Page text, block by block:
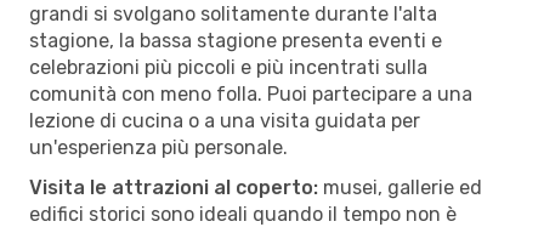
grandi si svolgano solitamente durante l'alta
stagione, la bassa stagione presenta eventi e
celebrazioni più piccoli e più incentrati sulla
comunità con meno folla. Puoi partecipare a una
lezione di cucina o a una visita guidata per
un'esperienza più personale.
Visita le attrazioni al coperto: musei, gallerie ed
edifici storici sono ideali quando il tempo non è